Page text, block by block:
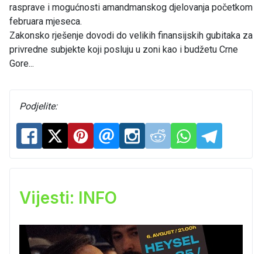
rasprave i mogućnosti amandmanskog djelovanja početkom
februara mjeseca.
Zakonsko rješenje dovodi do velikih finansijskih gubitaka za
privredne subjekte koji posluju u zoni kao i budžetu Crne
Gore...
Podjelite:
Vijesti: INFO